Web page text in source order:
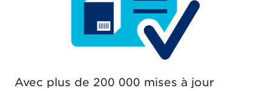
Avec plus de 200 000 mises à jour